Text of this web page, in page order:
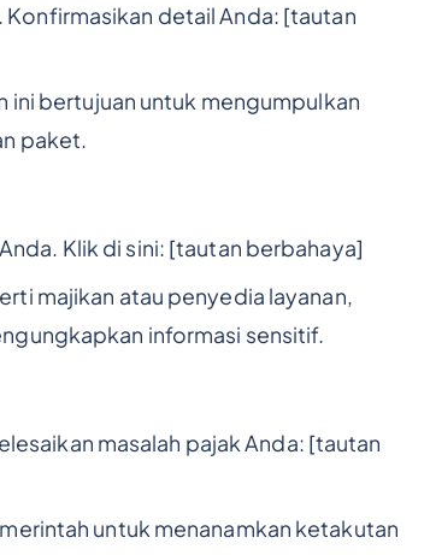
detail Anda: [tautan
ini bertujuan untuk mengumpulkan
paket.
Klik di sini: [tautan berbahaya]
majikan atau penyedia layanan,
informasi sensitif.
masalah pajak Anda: [tautan
untuk menanamkan ketakutan